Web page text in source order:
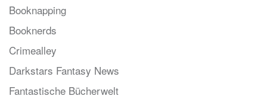
Booknapping
Booknerds
Crimealley
Darkstars Fantasy News
Fantastische Bücherwelt